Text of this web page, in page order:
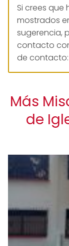
Si crees que
mostrados
sugerencia,
contacto
de contacto:
Más
de